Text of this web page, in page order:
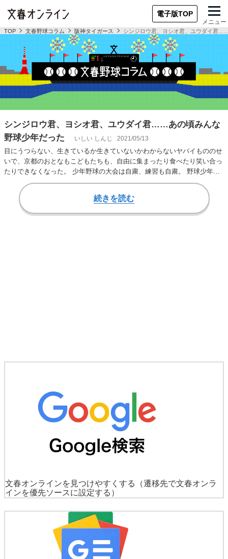
電子版TOP
メニュー
TOP 文春野球コラム 阪神タイガース シンジロウ君、ヨシオ君、ユウダイ君
シンジロウ君、ヨシオ君、ユウダイ君……あの頃みんな
野球少年だった
いしい しんじ 2021/05/13
目にうつらない、生きているか生きていないかわからないヤバイもののせ
いで、京都のおとなもこどもたちも、自由に集まったり食べたり笑い合っ
たりできなくなった。 少年野球の大会は自粛、練習も自粛。 野球少年た
ちは河原や公園…
続きを読む
文春オンラインを見つけやすくする
（遷移先で文春オンラ
インを優先ソースに設定する）